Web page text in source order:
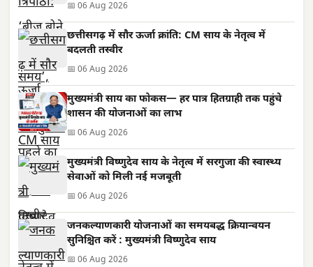
📅 06 Aug 2026
छत्तीसगढ़ में सौर ऊर्जा क्रांति: CM साय के नेतृत्व में
बदलती तस्वीर
📅 06 Aug 2026
मुख्यमंत्री साय का फोकस— हर पात्र हितग्राही तक पहुंचे
शासन की योजनाओं का लाभ
📅 06 Aug 2026
मुख्यमंत्री विष्णुदेव साय के नेतृत्व में सरगुजा की स्वास्थ्य
सेवाओं को मिली नई मजबूती
📅 06 Aug 2026
जनकल्याणकारी योजनाओं का समयबद्ध क्रियान्वयन
सुनिश्चित करें : मुख्यमंत्री विष्णुदेव साय
📅 06 Aug 2026